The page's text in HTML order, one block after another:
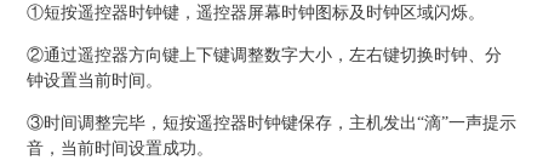
①短按遥控器时钟键，遥控器屏幕时钟图标及时钟区域闪烁。
②通过遥控器方向键上下键调整数字大小，左右键切换时钟、分
钟设置当前时间。
③时间调整完毕，短按遥控器时钟键保存，主机发出“滴”一声提示
音，当前时间设置成功。